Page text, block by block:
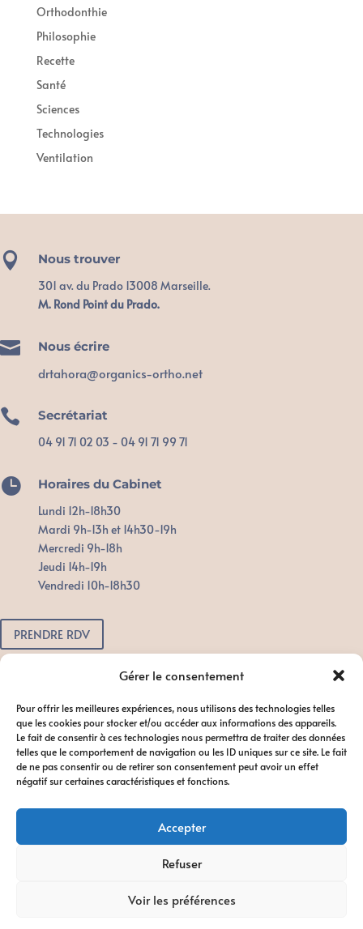
Gérer le consentement
Pour offrir les meilleures expériences, nous utilisons des technologies telles
que les cookies pour stocker et/ou accéder aux informations des appareils.
Le fait de consentir à ces technologies nous permettra de traiter des données
telles que le comportement de navigation ou les ID uniques sur ce site. Le fait
de ne pas consentir ou de retirer son consentement peut avoir un effet
négatif sur certaines caractéristiques et fonctions.
Accepter
Refuser
Voir les préférences
Orthodonthie
Philosophie
Recette
Santé
Sciences
Technologies
Ventilation

Nous trouver
301 av. du Prado 13008 Marseille.
M. Rond Point du Prado.
 Nous écrire
drtahora@organics-ortho.net

Secrétariat
04 91 71 02 03 - 04 91 71 99 71

Horaires du Cabinet
Lundi 12h-18h30
Mardi 9h-13h et 14h30-19h
Mercredi 9h-18h
Jeudi 14h-19h
Vendredi 10h-18h30
PRENDRE RDV
Pour toute urgence, n'attendez pas.
afin de favoriser le bon déroulement
du traitement.
Suresmile®Advanced
©2024 TOUS DROITS RÉSERVÉS ORTHO ORGANICS / Mentions Légales